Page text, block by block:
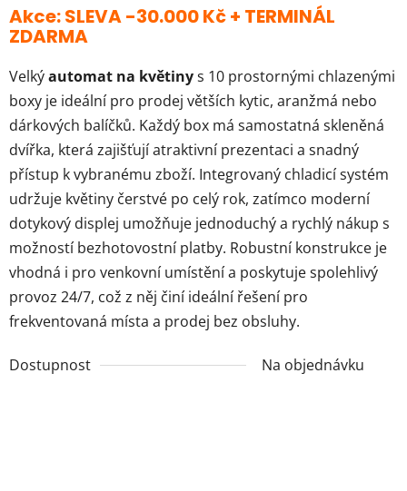
Akce: SLEVA -30.000 Kč + TERMINÁL
ZDARMA
Velkýautomat na květinys 10 prostornými chlazenými
boxy je ideální pro prodej větších kytic, aranžmá nebo
dárkových balíčků. Každý box má samostatná skleněná
dvířka, která zajišťují atraktivní prezentaci a snadný
přístup k vybranému zboží. Integrovaný chladicí systém
udržuje květiny čerstvé po celý rok, zatímco moderní
dotykový displej umožňuje jednoduchý a rychlý nákup s
možností bezhotovostní platby. Robustní konstrukce je
vhodná i pro venkovní umístění a poskytuje spolehlivý
provoz 24/7, což z něj činí ideální řešení pro
frekventovaná místa a prodej bez obsluhy.
Dostupnost Na objednávku